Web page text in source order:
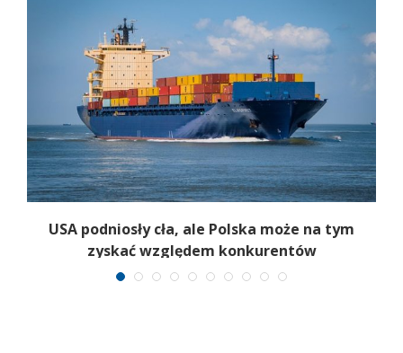
USA podniosły cła, ale Polska może na tym
zyskać względem konkurentów